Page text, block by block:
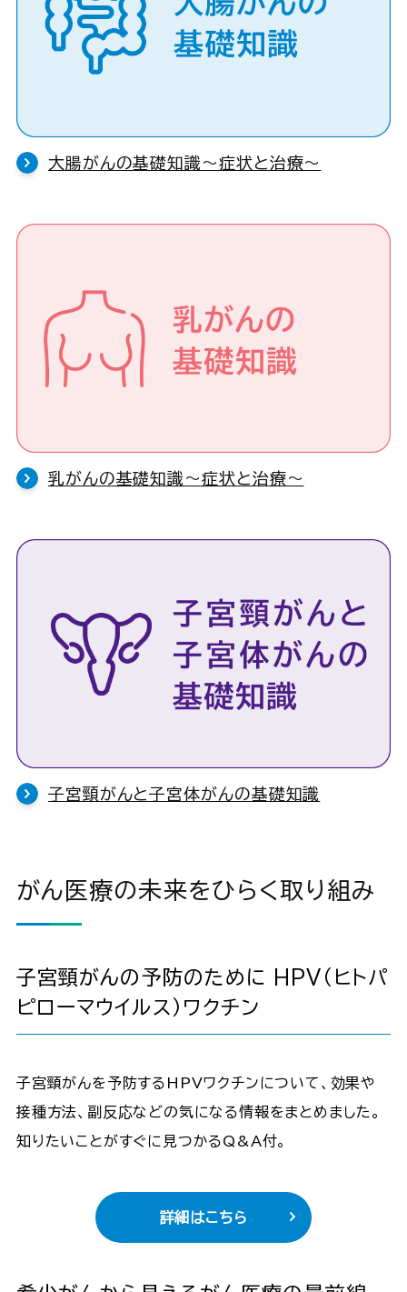
大腸がんの基礎知識〜症状と治療〜
乳がんの基礎知識〜症状と治療〜
子宮頸がんと子宮体がんの基礎知識
がん医療の未来をひらく取り組み
子宮頸がんの予防のために HPV（ヒトパ
ピローマウイルス）ワクチン
子宮頸がんを予防するHPVワクチンについて、効果や
接種方法、副反応などの気になる情報をまとめました。
知りたいことがすぐに見つかるQ&A付。
詳細はこちら